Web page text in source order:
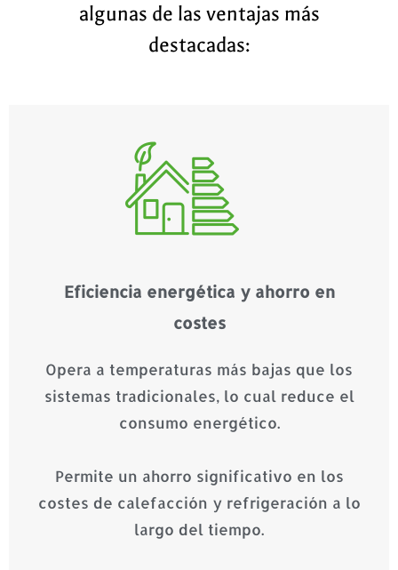
algunas de las ventajas más
destacadas:
Eficiencia energética y ahorro en
costes
Opera a temperaturas más bajas que los
sistemas tradicionales, lo cual reduce el
consumo energético.
Permite un ahorro significativo en los
costes de calefacción y refrigeración a lo
largo del tiempo.